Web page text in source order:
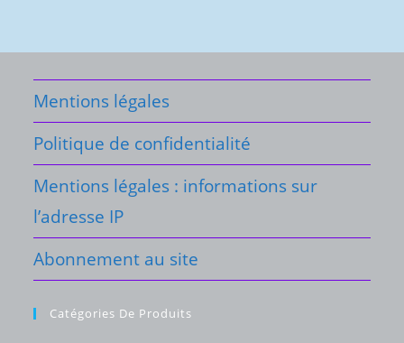
Mentions légales
Politique de confidentialité
Mentions légales : informations sur
l’adresse IP
Abonnement au site
Catégories De Produits